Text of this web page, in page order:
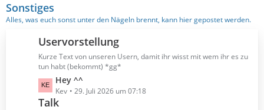
Sonstiges
Alles, was euch sonst unter den Nägeln brennt, kann hier gepostet werden.
Uservorstellung
Kurze Text von unseren Usern, damit ihr wisst mit wem ihr es zu
tun habt (bekommt) *gg*
L
e
t
Hey ^^
Kev 29. Juli 2026 um 07:18
Talk